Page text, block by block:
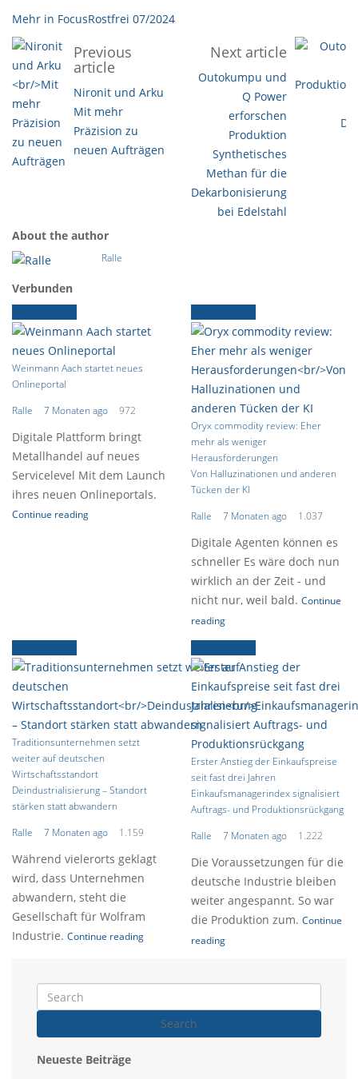
Mehr in FocusRostfrei 07/2024
Previous
article
Nironit und Arku
Mit mehr
Präzision zu
neuen Aufträgen
Next article
Outokumpu und
Q Power
erforschen
Produktion
Synthetisches
Methan für die
Dekarbonisierung
bei Edelstahl
About the author
Ralle
Verbunden
Weinmann Aach startet neues
Onlineportal
Ralle
7 Monaten ago 972
Digitale Plattform bringt
Metallhandel auf neues
Servicelevel Mit dem Launch
ihres neuen Onlineportals.
Continue reading
Oryx commodity review: Eher
mehr als weniger
Herausforderungen
Von Halluzinationen und anderen
Tücken der KI
Ralle
7 Monaten ago 1.037
Digitale Agenten können es
schneller Es wäre doch nun
wirklich an der Zeit - und
nicht nur, weil bald. Continue
reading
Traditionsunternehmen setzt
weiter auf deutschen
Wirtschaftsstandort
Deindustrialisierung – Standort
stärken statt abwandern
Ralle
7 Monaten ago 1.159
Während vielerorts geklagt
wird, dass Unternehmen
abwandern, steht die
Gesellschaft für Wolfram
Industrie. Continue reading
Erster Anstieg der Einkaufspreise
seit fast drei Jahren
Einkaufsmanagerindex signalisiert
Auftrags- und Produktionsrückgang
Ralle
7 Monaten ago 1.222
Die Voraussetzungen für die
deutsche Industrie bleiben
weiter angespannt. So war
die Produktion zum. Continue
reading
Search
Neueste Beiträge